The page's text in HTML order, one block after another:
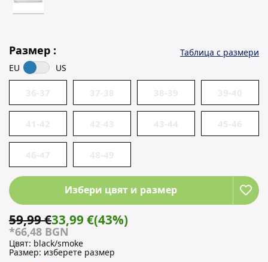
Размер :
EU US
Таблица с размери
36-37 37-38 38-39 39-40
41-42 42-43 43-44 45-46
46-47 48-49
Избери цвят и размер
59,99 €33,99 €(43%)
*66,48 BGN
Цвят: black/smoke
Размер: изберете размер